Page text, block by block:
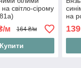
світло-сірому
м 164 ₴/м
Купити
на